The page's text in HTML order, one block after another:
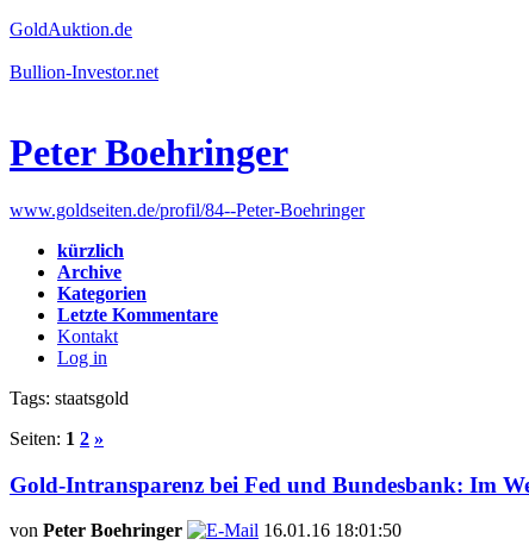
GoldAuktion.de
Bullion-Investor.net
Peter Boehringer
www.goldseiten.de/profil/84--Peter-Boehringer
kürzlich
Archive
Kategorien
Letzte Kommentare
Kontakt
Log in
Tags: staatsgold
Seiten: 1 2 »
Gold-Intransparenz bei Fed und Bundesbank: Im
von Peter Boehringer
16.01.16 18:01:50